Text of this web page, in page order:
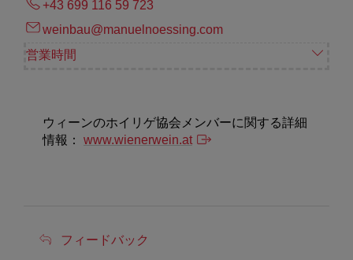
+43 699 116 59 723
weinbau@manuelnoessing.com
営業時間
ウィーンのホイリゲ協会メンバーに関する詳細
情報： www.wienerwein.at
フ
フィードバック